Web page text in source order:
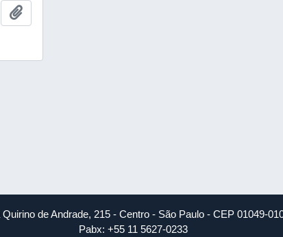
Adicionar a área de transferência
Quirino de Andrade, 215 - Centro - São Paulo - CEP 01049-
Pabx: +55 11 5627-0233